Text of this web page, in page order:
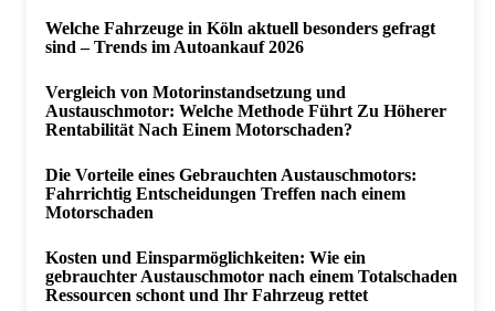
Welche Fahrzeuge in Köln aktuell besonders gefragt
sind – Trends im Autoankauf 2026
Vergleich von Motorinstandsetzung und
Austauschmotor: Welche Methode Führt Zu Höherer
Rentabilität Nach Einem Motorschaden?
Die Vorteile eines Gebrauchten Austauschmotors:
Fahrrichtig Entscheidungen Treffen nach einem
Motorschaden
Kosten und Einsparmöglichkeiten: Wie ein
gebrauchter Austauschmotor nach einem Totalschaden
Ressourcen schont und Ihr Fahrzeug rettet